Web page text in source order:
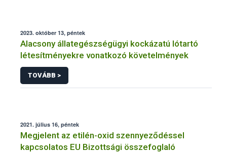
2023. október 13, péntek
Alacsony állategészségügyi kockázatú lótartó
létesítményekre vonatkozó követelmények
TOVÁBB >
2021. július 16, péntek
Megjelent az etilén-oxid szennyeződéssel
kapcsolatos EU Bizottsági összefoglaló